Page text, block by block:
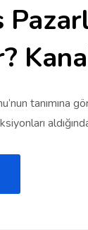
tanımına